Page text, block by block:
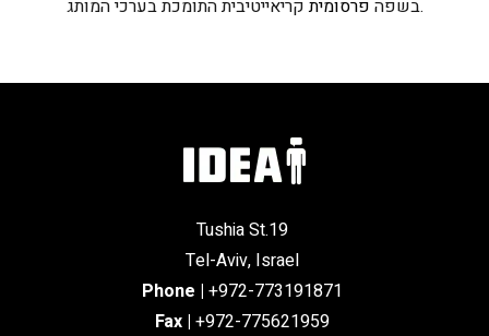
בשפה פרסומית קריאייטיבית התומכת בערכי המותג.
Tushia St.19
Tel-Aviv, Israel
Phone | +972-773191871
Fax | +972-775621959